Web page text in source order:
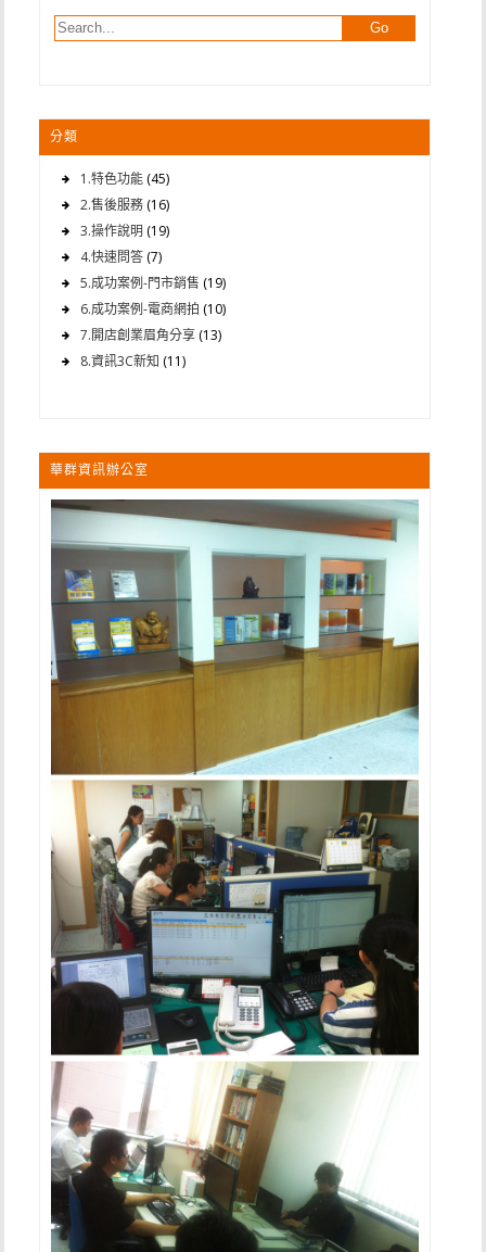
分類
1.特色功能(45)
2.售後服務(16)
3.操作說明(19)
4.快速問答(7)
5.成功案例-門市銷售 (19)
6.成功案例-電商網拍 (10)
7.開店創業眉角分享(13)
8.資訊3C新知 (11)
華群資訊辦公室